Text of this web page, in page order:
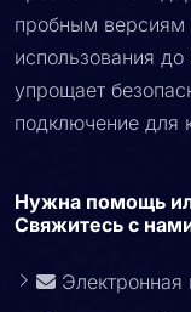
проблем.
пробным версиям
использования до
упрощает
Свяжитесь с нами: